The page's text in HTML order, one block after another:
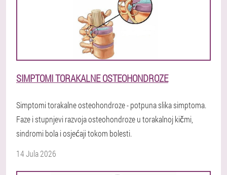
SIMPTOMI TORAKALNE OSTEOHONDROZE
Simptomi torakalne osteohondroze - potpuna slika simptoma.
Faze i stupnjevi razvoja osteohondroze u torakalnoj kičmi,
sindromi bola i osjećaji tokom bolesti.
14 Jula 2026